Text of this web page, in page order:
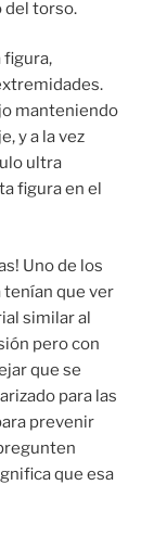
del torso.
figura,
manteniendo
y a la vez
ultra
figura en el
Uno de los
tenían que ver
similar al
pero con
que se
para las
prevenir
que esa